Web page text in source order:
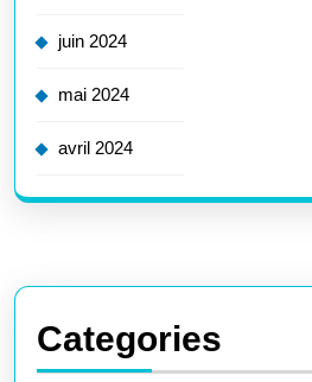
juin 2024
mai 2024
avril 2024
Categories